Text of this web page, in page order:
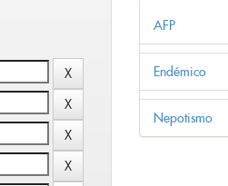
AFP
Endémico
Nepotismo